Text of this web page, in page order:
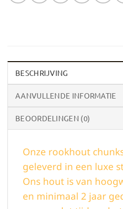
BESCHRIJVING
AANVULLENDE INFORMATIE
BEOORDELINGEN (0)
Onze rookhout
geleverd in een luxe
Ons hout is van
en minimaal 2 jaar